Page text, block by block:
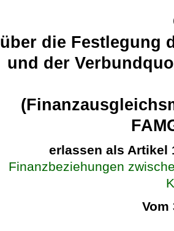
über die Festlegung
und der
erlassen als Artikel
Finanzbeziehungen
Vom